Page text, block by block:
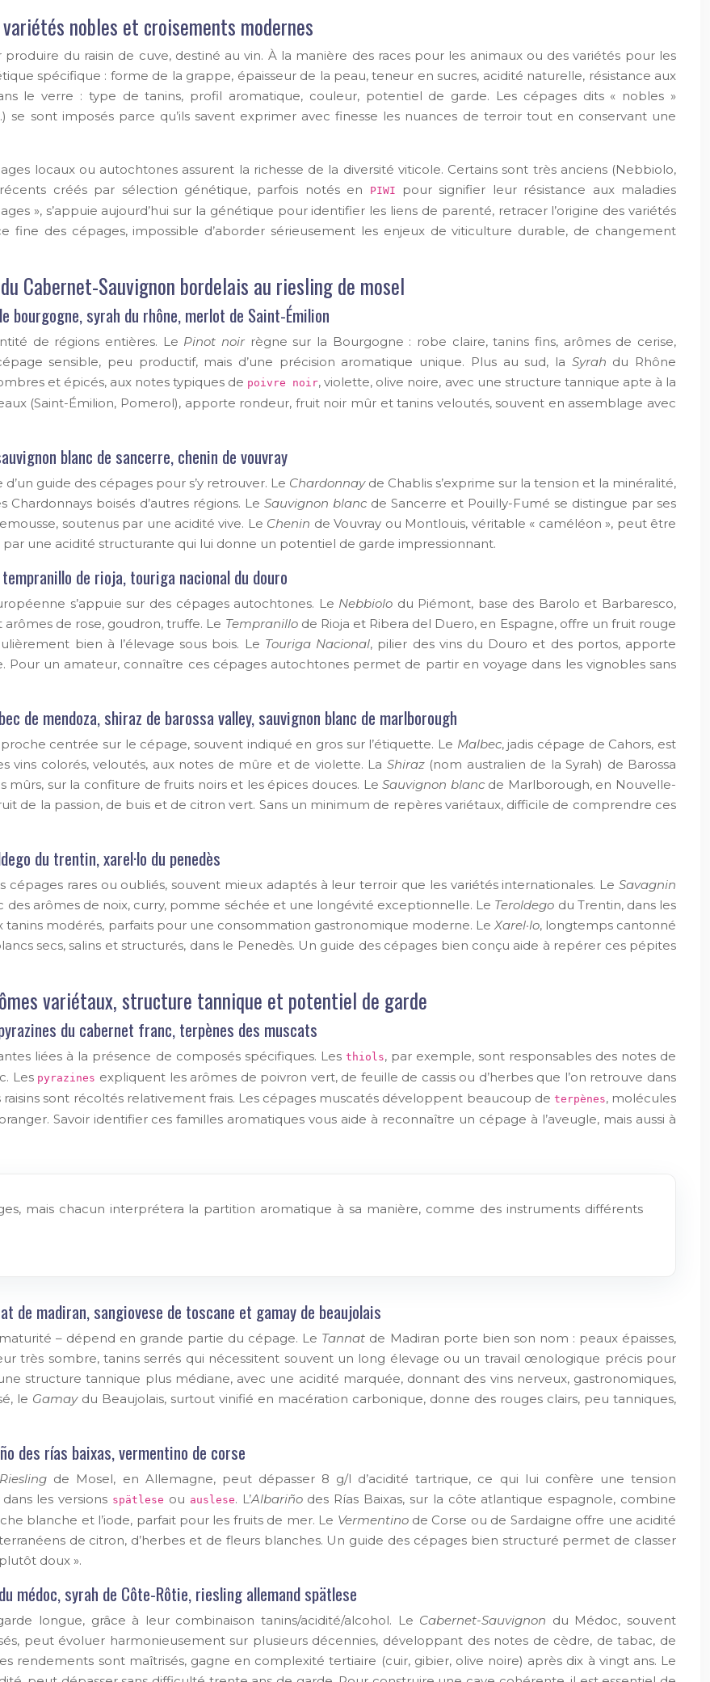
nobles et croisements modernes
du raisin de cuve, destiné au vin. À la manière des races pour les animaux ou des variétés pour les
spécifique : forme de la grappe, épaisseur de la peau, teneur en sucres, acidité naturelle, résistance aux
le verre : type de tanins, profil aromatique, couleur, potentiel de garde. Les cépages dits « nobles »
se sont imposés parce qu’ils savent exprimer avec finesse les nuances de terroir tout en conservant une
locaux ou autochtones assurent la richesse de la diversité viticole. Certains sont très anciens (Nebbiolo,
créés par sélection génétique, parfois notés en
PIWI
pour signifier leur résistance aux maladies
», s’appuie aujourd’hui sur la génétique pour identifier les liens de parenté, retracer l’origine des variétés
fine des cépages, impossible d’aborder sérieusement les enjeux de viticulture durable, de changement
Cabernet-Sauvignon bordelais au riesling de mosel
syrah du rhône, merlot de Saint-Émilion
de régions entières. Le Pinot noir règne sur la Bourgogne : robe claire, tanins fins, arômes de cerise,
sensible, peu productif, mais d’une précision aromatique unique. Plus au sud, la Syrah du Rhône
et épicés, aux notes typiques de poivre noir, violette, olive noire, avec une structure tannique apte à la
(Saint-Émilion, Pomerol), apporte rondeur, fruit noir mûr et tanins veloutés, souvent en assemblage avec
blanc de sancerre, chenin de vouvray
guide des cépages pour s’y retrouver. Le Chardonnayde Chablis s’exprime sur la tension et la minéralité,
boisés d’autres régions. Le Sauvignon blancde Sancerre et Pouilly-Fumé se distingue par ses
soutenus par une acidité vive. Le Chenin de Vouvray ou Montlouis, véritable « caméléon », peut être
une acidité structurante qui lui donne un potentiel de garde impressionnant.
de rioja, touriga nacional du douro
s’appuie sur des cépages autochtones. Le Nebbiolo du Piémont, base des Barolo et Barbaresco,
de rose, goudron, truffe. Le Tempranillode Rioja et Ribera del Duero, en Espagne, offre un fruit rouge
bien à l’élevage sous bois. Le Touriga Nacional, pilier des vins du Douro et des portos, apporte
un amateur, connaître ces cépages autochtones permet de partir en voyage dans les vignobles sans
de mendoza, shiraz de barossa valley, sauvignon blanc de marlborough
centrée sur le cépage, souvent indiqué en gros sur l’étiquette. Le Malbec, jadis cépage de Cahors, est
vins colorés, veloutés, aux notes de mûre et de violette. La Shiraz(nom australien de la Syrah) de Barossa
mûrs, sur la confiture de fruits noirs et les épices douces. LeSauvignon blancde Marlborough, en Nouvelle-
de la passion, de buis et de citron vert. Sans un minimum de repères variétaux, difficile de comprendre ces
du trentin, xarel·lo du penedès
rares ou oubliés, souvent mieux adaptés à leur terroir que les variétés internationales. Le Savagnin
des arômes de noix, curry, pomme séchée et une longévité exceptionnelle. Le Teroldego du Trentin, dans les
tanins modérés, parfaits pour une consommation gastronomique moderne. LeXarel·lo, longtemps cantonné
secs, salins et structurés, dans le Penedès. Un guide des cépages bien conçu aide à repérer ces pépites
variétaux, structure tannique et potentiel de garde
du cabernet franc, terpènes des muscats
liées à la présence de composés spécifiques. Les thiols, par exemple, sont responsables des notes de
Les pyrazines expliquent les arômes de poivron vert, de feuille de cassis ou d’herbes que l’on retrouve dans
sont récoltés relativement frais. Les cépages muscatés développent beaucoup de terpènes, molécules
Savoir identifier ces familles aromatiques vous aide à reconnaître un cépage à l’aveugle, mais aussi à
mais chacun interprétera la partition aromatique à sa manière, comme des instruments différents
madiran, sangiovese de toscane et gamay de beaujolais
– dépend en grande partie du cépage. Le Tannat de Madiran porte bien son nom : peaux épaisses,
très sombre, tanins serrés qui nécessitent souvent un long élevage ou un travail œnologique précis pour
structure tannique plus médiane, avec une acidité marquée, donnant des vins nerveux, gastronomiques,
le Gamaydu Beaujolais, surtout vinifié en macération carbonique, donne des rouges clairs, peu tanniques,
des rías baixas, vermentino de corse
Riesling de Mosel, en Allemagne, peut dépasser 8 g/l d’acidité tartrique, ce qui lui confère une tension
les versions spätlese ou auslese. L’Albariñodes Rías Baixas, sur la côte atlantique espagnole, combine
blanche et l’iode, parfait pour les fruits de mer. Le Vermentinode Corse ou de Sardaigne offre une acidité
de citron, d’herbes et de fleurs blanches. Un guide des cépages bien structuré permet de classer
doux ».
médoc, syrah de Côte-Rôtie, riesling allemand spätlese
longue, grâce à leur combinaison tanins/acidité/alcohol. Le Cabernet-Sauvignon du Médoc, souvent
peut évoluer harmonieusement sur plusieurs décennies, développant des notes de cèdre, de tabac, de
rendements sont maîtrisés, gagne en complexité tertiaire (cuir, gibier, olive noire) après dix à vingt ans. Le